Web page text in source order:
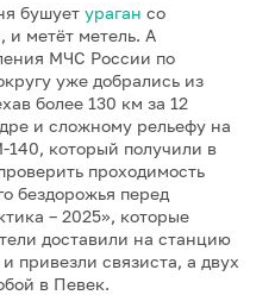
бушует ураган со
и метёт метель. А
МЧС России по
уже добрались из
более 130 км за 12
и сложному рельефу на
140, который получили в
проходимость
бездорожья перед
– 2025», которые
доставили на станцию
привезли связиста, а двух
в Певек.